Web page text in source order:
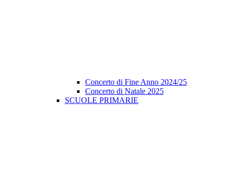
Concerto di Fine Anno 2024/25
Concerto di Natale 2025
SCUOLE PRIMARIE